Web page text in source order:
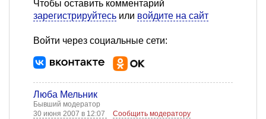
Чтобы оставить комментарий
зарегистрируйтесь или войдите на сайт
Войти через социальные сети:
Люба Мельник
Бывший модератор
30 июня 2007 в 12:07
Сообщить модератору